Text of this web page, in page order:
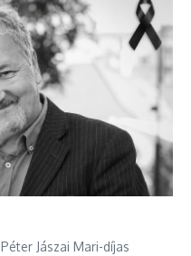
Jászai Mari-díjas